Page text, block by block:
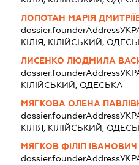
ЛОПОТАН МАРІЯ
dossier.founderAddress
КІЛІЯ, КІЛІЙСЬКИЙ,
ЛИСЕНКО ЛЮДМИЛА
dossier.founderAddress
КІЛІЙСЬКИЙ, ОДЕСЬКА
МЯГКОВА ОЛЕНА
dossier.founderAddress
КІЛІЯ, КІЛІЙСЬКИЙ,
МЯГКОВ ФІЛІП ІВАНОВИЧ
dossier.founderAddress